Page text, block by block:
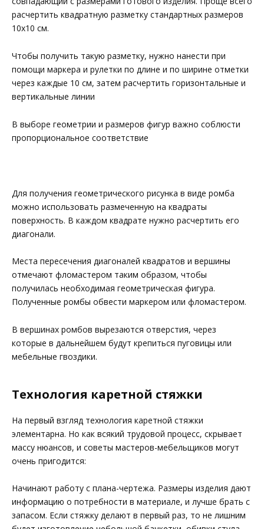
расчертить квадратную разметку стандартных размеров
10х10 см.
Чтобы получить такую разметку, нужно нанести при
помощи маркера и рулетки по длине и по ширине отметки
через каждые 10 см, затем расчертить горизонтальные и
вертикальные линии
В выборе геометрии и размеров фигур важно соблюсти
пропорциональное соответствие
Для получения геометрического рисунка в виде ромба
можно использовать размеченную на квадраты
поверхность. В каждом квадрате нужно расчертить его
диагонали.
Места пересечения диагоналей квадратов и вершины
отмечают фломастером таким образом, чтобы
получилась необходимая геометрическая фигура.
Полученные ромбы обвести маркером или фломастером.
В вершинах ромбов вырезаются отверстия, через
которые в дальнейшем будут крепиться пуговицы или
мебельные гвоздики.
Технология каретной стяжки
На первый взгляд технология каретной стяжки
элементарна. Но как всякий трудовой процесс, скрывает
массу нюансов, и советы мастеров-мебельщиков могут
очень пригодится:
Начинают работу с плана-чертежа. Размеры изделия дают
информацию о потребности в материале, и лучше брать с
запасом. Если стяжку делают в первый раз, то не лишним